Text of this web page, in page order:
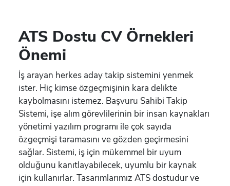
ATS Dostu CV Örnekleri
Önemi
İş arayan herkes aday takip sistemini yenmek
ister. Hiç kimse özgeçmişinin kara delikte
kaybolmasını istemez. Başvuru Sahibi Takip
Sistemi, işe alım görevlilerinin bir insan kaynakları
yönetimi yazılım programı ile çok sayıda
özgeçmişi taramasını ve gözden geçirmesini
sağlar. Sistemi, iş için mükemmel bir uyum
olduğunu kanıtlayabilecek, uyumlu bir kaynak
için kullanırlar. Tasarımlarımız ATS dostudur ve